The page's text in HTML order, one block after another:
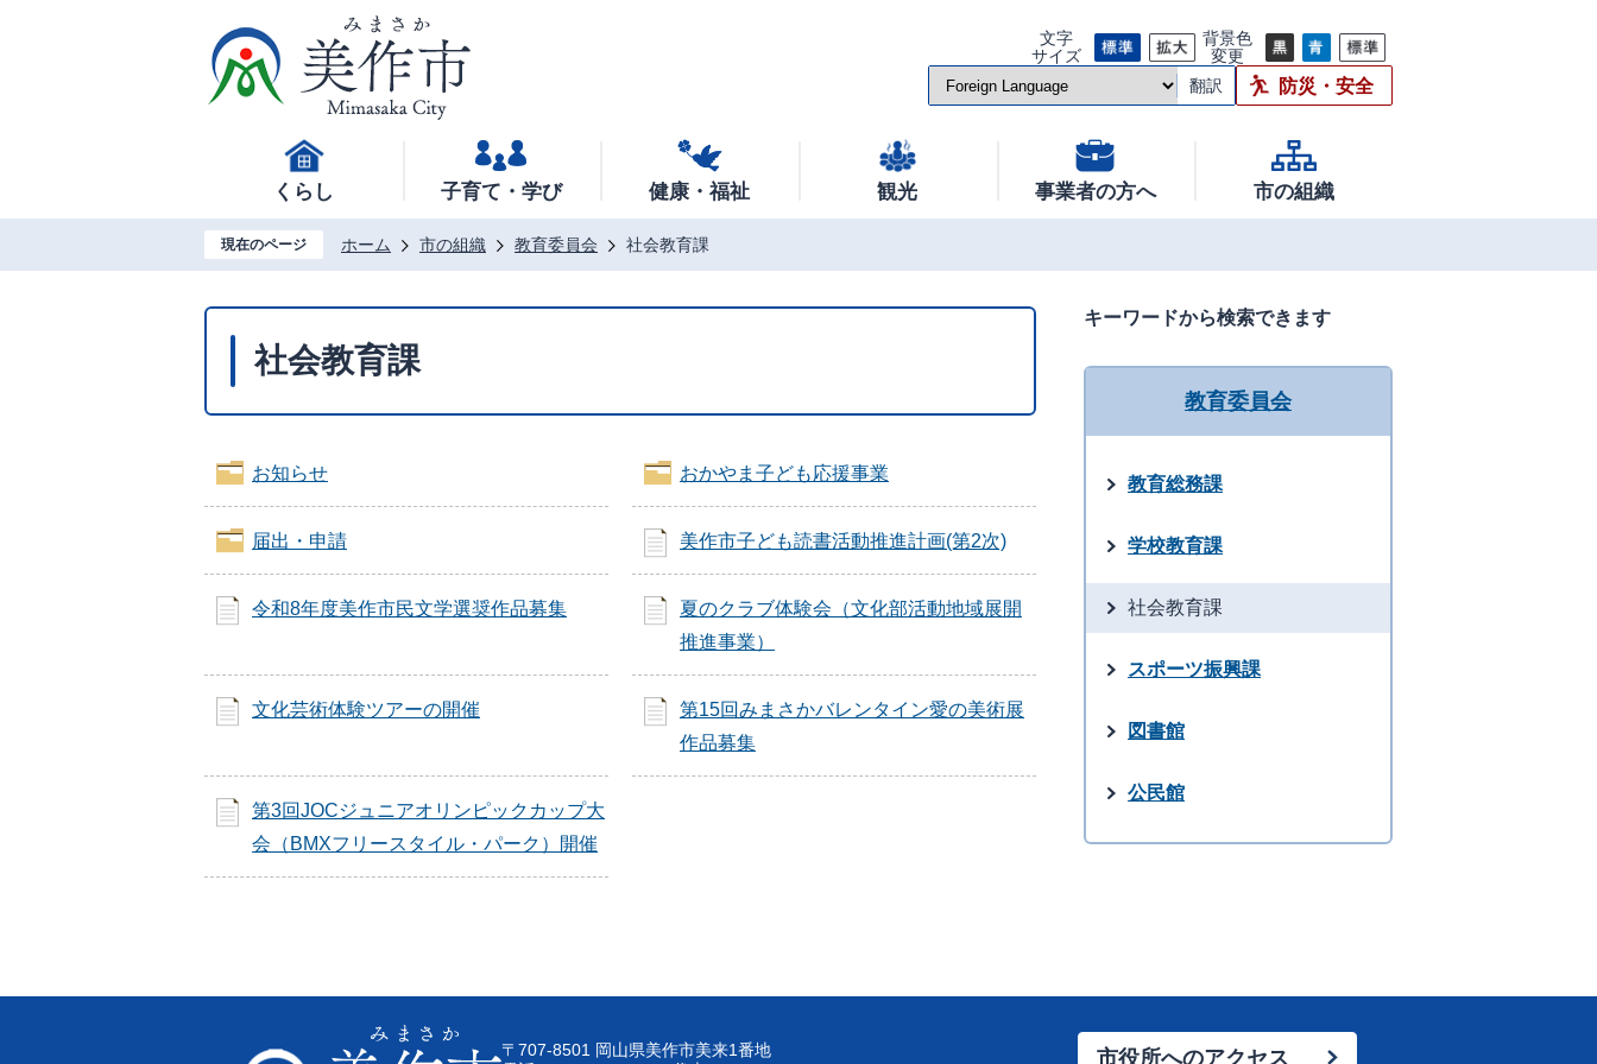
文字
サイズ
背景色
変更
翻訳
防災・安全
くらし 子育て・学び 健康・福祉 観光 事業者の方へ 市の組織
現在のページ ホーム 市の組織 教育委員会 社会教育課
社会教育課
お知らせ おかやま子ども応援事業
届出・申請 美作市子ども読書活動推進計画(第2次)
令和8年度美作市民文学選奨作品募集
夏のクラブ体験会（文化部活動地域展開
推進事業）
文化芸術体験ツアーの開催
第15回みまさかバレンタイン愛の美術展
作品募集
第3回JOCジュニアオリンピックカップ大
会（BMXフリースタイル・パーク）開催
キーワードから検索できます
教育委員会
教育総務課
学校教育課
社会教育課
スポーツ振興課
図書館
公民館
〒707-8501 岡山県美作市美来1番地
市役所へのアクセス